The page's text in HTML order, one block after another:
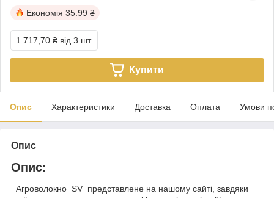
Економія 35.99 ₴
1 717,70 ₴ від 3 шт.
Купити
Опис Характеристики Доставка Оплата Умови
Опис
Опис:
Агроволокно SV представлене на нашому сайті, завдяки